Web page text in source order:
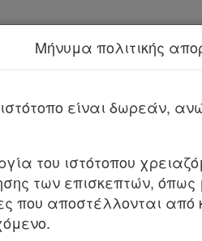
Νέα
επέφερε
ΦΕΚ Β 2739/03.06.2025
αρ. 32934/07.04.2023
Καθοδήγησης και
Αγίου Όρους».
Μήνυμα πολιτικής
είναι δωρεάν,
του ιστότοπου
των επισκεπτών,
που αποστέλλονται από